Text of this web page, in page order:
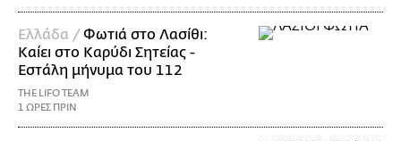
Ελλάδα /Φωτιά στο Λασίθι:
Καίει στο Καρύδι Σητείας -
Εστάλη μήνυμα του 112
THE LIFO TEAM
1 ΩΡΕΣ ΠΡΙΝ